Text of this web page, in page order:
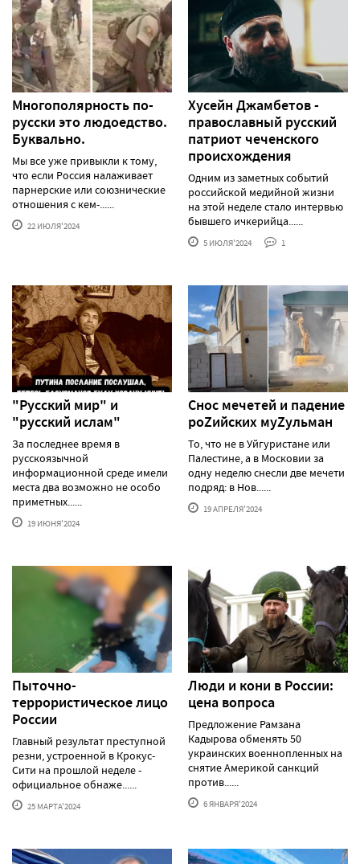
Многополярность по-
русски это людоедство.
Буквально.
Мы все уже привыкли к тому,
что если Россия налаживает
парнерские или союзнические
отношения с кем-......
22 ИЮЛЯ'2024
Хусейн Джамбетов -
православный русский
патриот чеченского
происхождения
Одним из заметных событий
российской медийной жизни
на этой неделе стало интервью
бывшего ичкерийца......
5 ИЮЛЯ'2024 1
"Русский мир" и
"русский ислам"
За последнее время в
русскоязычной
информационной среде имели
места два возможно не особо
приметных......
19 ИЮНЯ'2024
Снос мечетей и падение
роZийских муZульман
То, что не в Уйгуристане или
Палестине, а в Московии за
одну неделю снесли две мечети
подряд: в Нов......
19 АПРЕЛЯ'2024
Пыточно-
террористическое лицо
России
Главный результат преступной
резни, устроенной в Крокус-
Сити на прошлой неделе -
официальное обнаже......
25 МАРТА'2024
Люди и кони в России:
цена вопроса
Предложение Рамзана
Кадырова обменять 50
украинских военнопленных на
снятие Америкой санкций
против......
6 ЯНВАРЯ'2024